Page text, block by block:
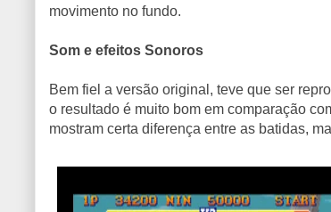
movimento no fundo.
Som e efeitos Sonoros
Bem fiel a versão original, teve que ser
o resultado é muito bom em comparação
mostram certa diferença entre as batidas,